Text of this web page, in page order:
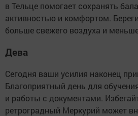
в Тельце помогает сохранять
активностью и комфортом.
больше свежего воздуха и
Дева
Сегодня ваши усилия наконец
Благоприятный день для
и работы с документами.
ретроградный Меркурий может